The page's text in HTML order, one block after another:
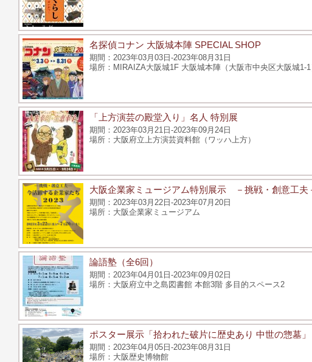
名探偵コナン 大阪城本陣 SPECIAL SHOP
2023年03月03日-2023年08月31日
MIRAIZA大阪城1F 大阪城本陣（大阪市中央区大阪城1-1
「上方演芸の殿堂入り」名人 特別展
2023年03月21日-2023年09月24日
大阪府立上方演芸資料館（ワッハ上方）
大阪企業家ミュージアム特別展示 －挑戦・創意工
2023年03月22日-2023年07月20日
大阪企業家ミュージアム
論語塾（全6回）
2023年04月01日-2023年09月02日
大阪府立中之島図書館 本館3階 多目的スペース2
ポスター展示「拾われた破片に歴史あり 中世の惣墓」
2023年04月05日-2023年08月31日
大阪歴史博物館